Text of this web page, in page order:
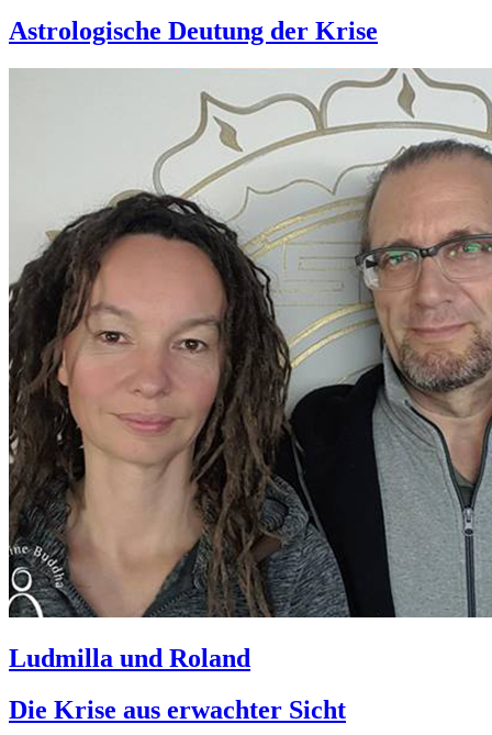
Astrologische Deutung der Krise
Ludmilla und Roland
Die Krise aus erwachter Sicht